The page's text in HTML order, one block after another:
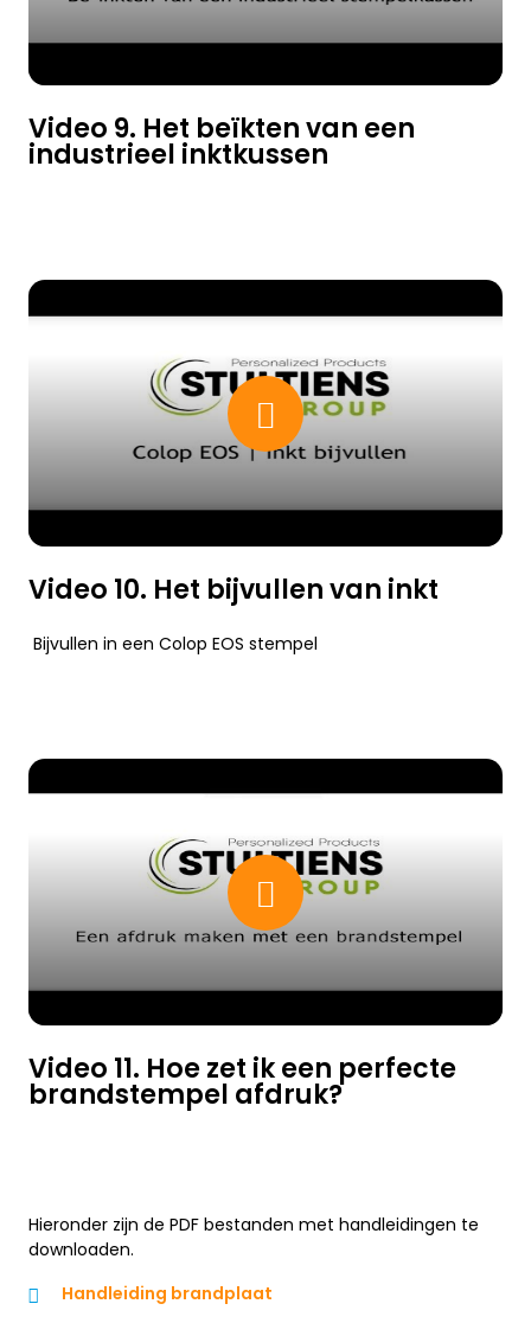
Video 9. Het beïkten van een
industrieel inktkussen
Video 10. Het bijvullen van inkt
Bijvullen in een Colop EOS stempel
Video 11. Hoe zet ik een perfecte
brandstempel afdruk?
Hieronder zijn de PDF bestanden met handleidingen te
downloaden.
Handleiding brandplaat